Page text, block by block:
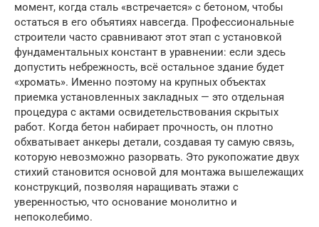
момент, когда сталь «встречается» с бетоном, чтобы
остаться в его объятиях навсегда. Профессиональные
строители часто сравнивают этот этап с установкой
фундаментальных констант в уравнении: если здесь
допустить небрежность, всё остальное здание будет
«хромать». Именно поэтому на крупных объектах
приемка установленных закладных — это отдельная
процедура с актами освидетельствования скрытых
работ. Когда бетон набирает прочность, он плотно
обхватывает анкеры детали, создавая ту самую связь,
которую невозможно разорвать. Это рукопожатие двух
стихий становится основой для монтажа вышележащих
конструкций, позволяя наращивать этажи с
уверенностью, что основание монолитно и
непоколебимо.